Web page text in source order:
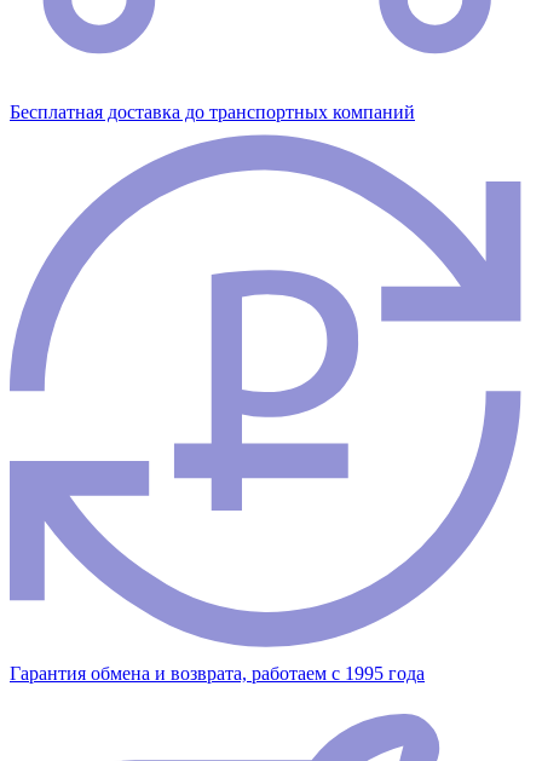
Бесплатная доставка до транспортных компаний
Гарантия обмена и возврата, работаем с 1995 года